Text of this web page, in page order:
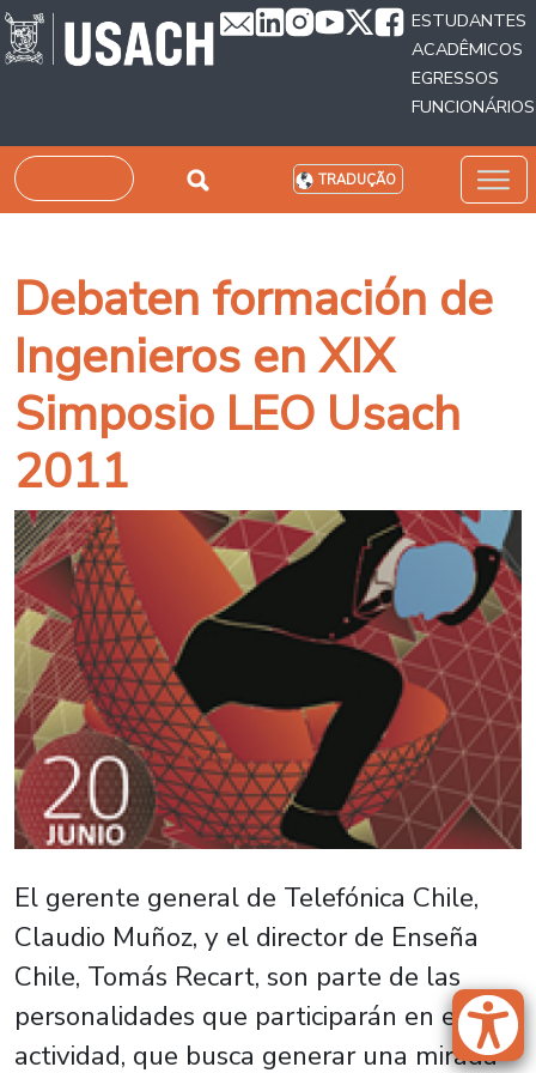
Passar para o conteúdo principal
ESTUDANTES
ACADÊMICOS
EGRESSOS
FUNCIONÁRIOS
Pesquisar TRADUÇÃO
Debaten formación de
Ingenieros en XIX
Simposio LEO Usach
2011
El gerente general de Telefónica Chile,
Claudio Muñoz, y el director de Enseña
Chile, Tomás Recart, son parte de las
personalidades que participarán en esta
actividad, que busca generar una mirada